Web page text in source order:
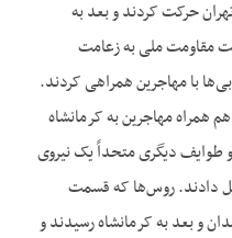
حرکت کردند و بعد به
مقاومت ملی به زعامت
با مهاجرین همراهی کردند.
همراه مهاجرین به کرمانشاه
طوایف دیگری متحداً یک نیروی
دادند. روس‌‌ها که قسمت
و بعد به کرمانشاه رسیدند و